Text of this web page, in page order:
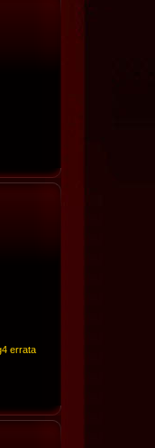
errata